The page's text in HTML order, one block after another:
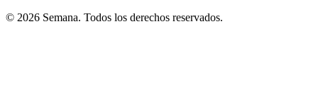
© 2026 Semana. Todos los derechos reservados.